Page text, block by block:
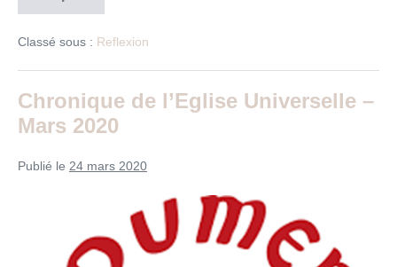
tout
un
temps
de
Classé sous : Reflexion
Chronique de l’Eglise Universelle –
Mars 2020
Publié le 24 mars 2020